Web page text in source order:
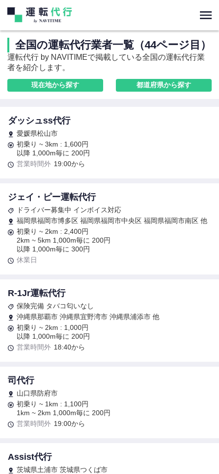
全国の運転代行業者一覧（44ページ目）
運転代行 by NAVITIMEで掲載している全国の運転代行業
者を紹介します。
現在地から探す 都道府県から探す
ダッシュss代行
愛媛県松山市
初乗り ~ 3km : 1,600円
以降 1,000m毎に 200円
営業時間外 19:00から
ジェイ・ピー運転代行
ドライバー募集中 インボイス対応
福岡県福岡市博多区 福岡県福岡市中央区 福岡県福岡市南区 他
初乗り ~ 2km : 2,400円
2km ~ 5km 1,000m毎に 200円
以降 1,000m毎に 300円
休業日
R-1Jr運転代行
保険完備 タバコ匂いなし
沖縄県那覇市 沖縄県宜野湾市 沖縄県浦添市 他
初乗り ~ 2km : 1,000円
以降 1,000m毎に 200円
営業時間外 18:40から
司代行
山口県防府市
初乗り ~ 1km : 1,100円
1km ~ 2km 1,000m毎に 200円
営業時間外 19:00から
Assist代行
茨城県土浦市 茨城県つくば市